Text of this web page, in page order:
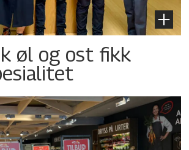
øl og ost fikk